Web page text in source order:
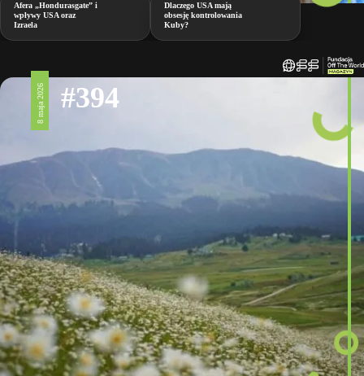
Afera „Hondurasgate” i
wpływy USA oraz
Izraela
Dlaczego USA mają
obsesję kontrolowania
Kuby?
8 maja 2026 #394